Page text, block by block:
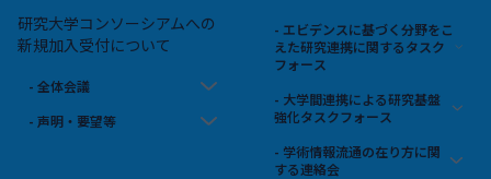
研究大学コンソーシアムへの
新規加入受付について
- 全体会議
- 声明・要望等
- エビデンスに基づく分野をこ
えた研究連携に関するタスク
フォース
- 大学間連携による研究基盤
強化タスクフォース
- 学術情報流通の在り方に関
する連絡会